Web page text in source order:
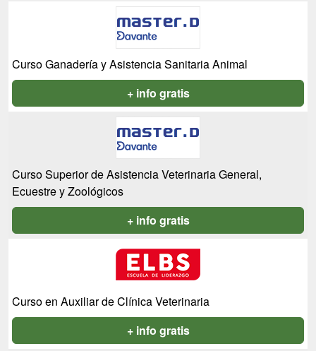
Curso Ganadería y Asistencia Sanitaria Animal
+ info gratis
Curso Superior de Asistencia Veterinaria General,
Ecuestre y Zoológicos
+ info gratis
Curso en Auxiliar de Clínica Veterinaria
+ info gratis